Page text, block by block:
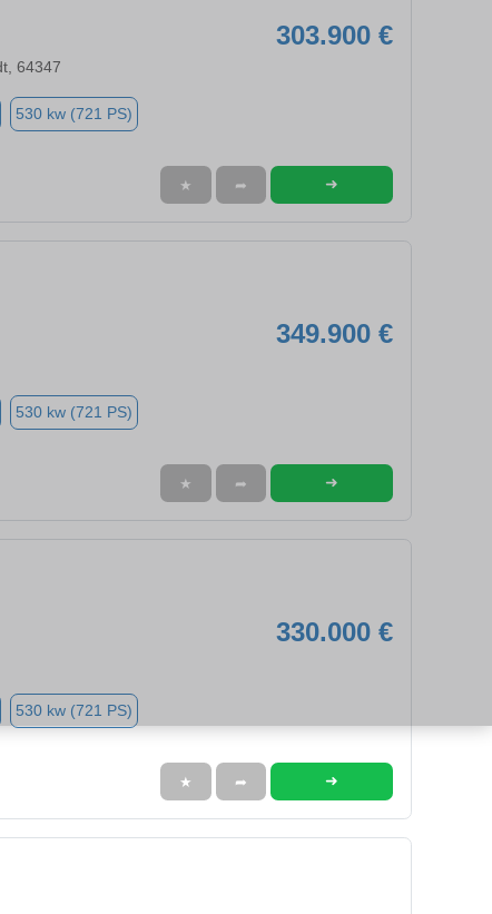
303.900 €
64347
530 kw (721 PS)
★ ➦ ➜
349.900 €
530 kw (721 PS)
★ ➦ ➜
330.000 €
530 kw (721 PS)
★ ➦ ➜